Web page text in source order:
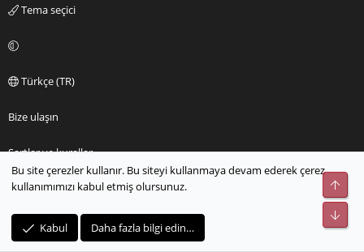
Tema seçici
Türkçe (TR)
Bize ulaşın
Şartlar ve kurallar
Gizlilik Politikası – Gizlilik ve Şartlar
Yardım
Bu site çerezler kullanır. Bu siteyi kullanmaya devam ederek çerez
kullanımımızı kabul etmiş olursunuz.
Kabul Daha fazla bilgi edin…